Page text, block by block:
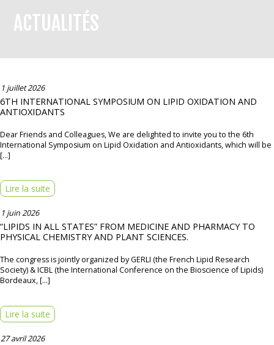
ACTUALITÉS
1 juillet 2026
6TH INTERNATIONAL SYMPOSIUM ON LIPID OXIDATION AND
ANTIOXIDANTS
Dear Friends and Colleagues, We are delighted to invite you to the 6th
International Symposium on Lipid Oxidation and Antioxidants, which will be
[…]
Lire la suite
1 juin 2026
“LIPIDS IN ALL STATES” FROM MEDICINE AND PHARMACY TO
PHYSICAL CHEMISTRY AND PLANT SCIENCES.
The congress is jointly organized by GERLI (the French Lipid Research
Society) & ICBL (the International Conference on the Bioscience of Lipids)
Bordeaux, […]
Lire la suite
27 avril 2026